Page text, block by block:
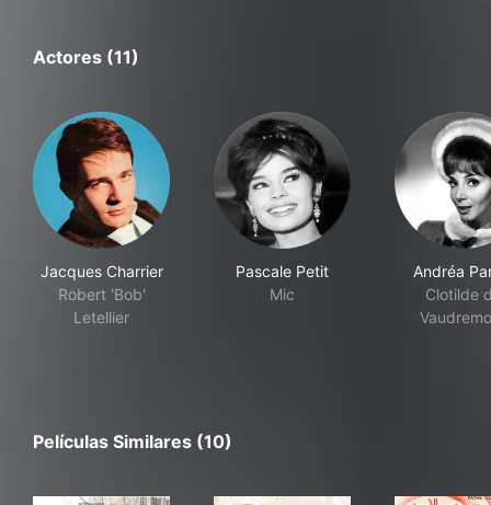
Actores (11)
Jacques Charrier
Robert 'Bob'
Letellier
Pascale Petit
Mic
Andréa
Clotilde
Películas Similares (10)